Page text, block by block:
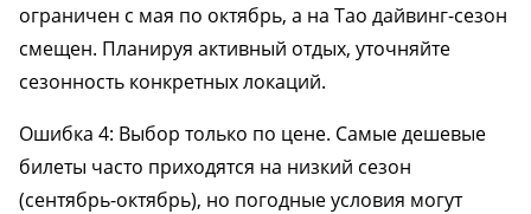
ограничен с мая по октябрь, а на Тао дайвинг-сезон
смещен. Планируя активный отдых, уточняйте
сезонность конкретных локаций.
Ошибка 4: Выбор только по цене. Самые дешевые
билеты часто приходятся на низкий сезон
(сентябрь-октябрь), но погодные условия могут